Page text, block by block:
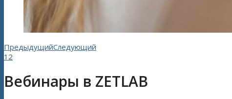
ПредыдущийСледующий
1 2
Вебинары в ZETLAB